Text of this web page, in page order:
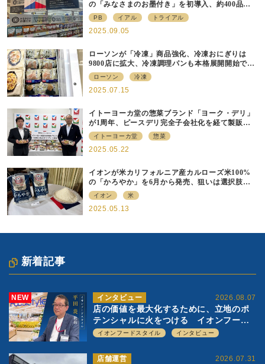
新着記事
NEW 2026.08.07
インタビュー
店の価値を最大化するために、立地のポ
テンシャルに火をつける イオンフード
スタイル 平田 炎社長
イオンフードスタイル インタビュー
2026.07.31
店舗運営
の「みなさまのお墨付き」を初導⼊、約400品⽬
を販売
PB イアル トライアル
2025.09.05
ローソンが「冷凍」商品強化、冷凍おにぎりは
9800店に拡大、冷凍調理パンも本格展開開始で約
700店での展開へ
ローソン 冷凍
2025.07.15
イトーヨーカ堂の惣菜ブランド「ヨーク・デリ」
が1周年、ピースデリ完全子会社化を経て製販連
携強化の現在地
イトーヨーカ堂 惣菜
2025.05.22
イオンが米カリフォルニア産カルローズ米100%
の「かろやか」を6月から発売、狙いは選択肢の
提供
イオン 米
2025.05.13